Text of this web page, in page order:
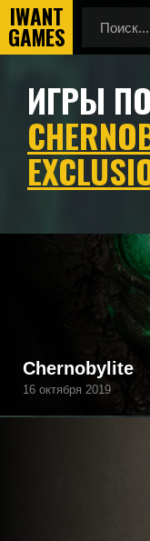
Главная
Игры похожие на
ИГРЫ
Подборка игр,
игры, которые
Chernobylite
16 октября 2019